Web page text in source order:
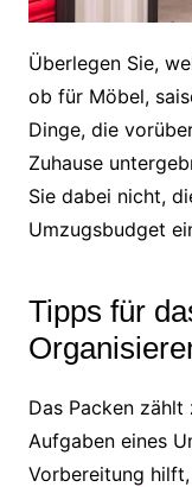
Überlegen Sie,
ob für Möbel,
Dinge, die
Zuhause
Sie dabei nicht,
Umzugsbudget
Tipps für
Das Packen
Aufgaben eines
Vorbereitung